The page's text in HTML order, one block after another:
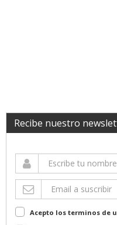
Recibe nuestro
Acepto los terminos de